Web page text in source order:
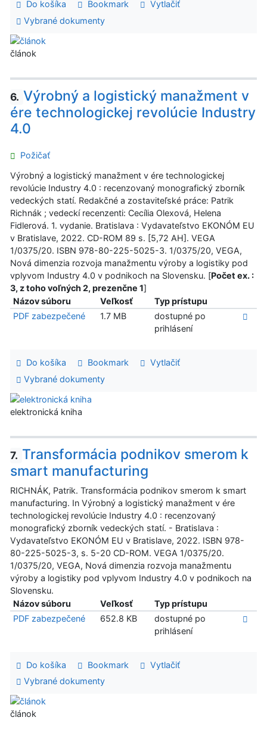
Do košíka Bookmark
Vytlačiť
Vybrané dokumenty
článok
6. Výrobný a logistický manažment v
ére technologickej revolúcie Industry
4.0
Požičať
Výrobný a logistický manažment v ére technologickej
revolúcie Industry 4.0 : recenzovaný monografický zborník
vedeckých statí. Redakčné a zostaviteľské práce: Patrik
Richnák ; vedeckí recenzenti: Cecília Olexová, Helena
Fidlerová. 1. vydanie. Bratislava : Vydavateľstvo EKONÓM EU
v Bratislave, 2022. CD-ROM 89 s. [5,72 AH]. VEGA
1/0375/20. ISBN 978-80-225-5025-3. 1/0375/20, VEGA,
Nová dimenzia rozvoja manažmentu výroby a logistiky pod
vplyvom Industry 4.0 v podnikoch na Slovensku. [Počet ex. :
3, z toho voľných 2, prezenčne 1]
Názov súboru
Veľkosť
Typ prístupu
PDF zabezpečené
1.7 MB
dostupné po
prihlásení
Do košíka Bookmark
Vytlačiť
Vybrané dokumenty
elektronická kniha
7. Transformácia podnikov smerom k
smart manufacturing
RICHNÁK, Patrik. Transformácia podnikov smerom k smart
manufacturing. In Výrobný a logistický manažment v ére
technologickej revolúcie Industry 4.0 : recenzovaný
monografický zborník vedeckých statí. - Bratislava :
Vydavateľstvo EKONÓM EU v Bratislave, 2022. ISBN 978-
80-225-5025-3, s. 5-20 CD-ROM. VEGA 1/0375/20.
1/0375/20, VEGA, Nová dimenzia rozvoja manažmentu
výroby a logistiky pod vplyvom Industry 4.0 v podnikoch na
Slovensku.
Názov súboru
Veľkosť
Typ prístupu
PDF zabezpečené
652.8 KB
dostupné po
prihlásení
Do košíka Bookmark
Vytlačiť
Vybrané dokumenty
článok